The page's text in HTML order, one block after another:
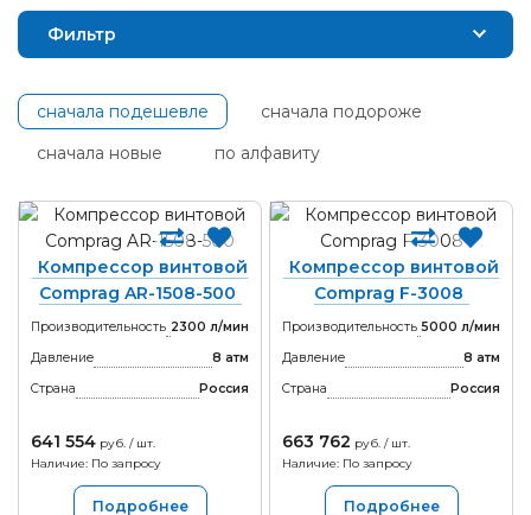
Фильтр
сначала подешевле
сначала подороже
сначала новые
по алфавиту
Компрессор винтовой
Comprag AR-1508-500
Производительность 2300 л/мин
Давление
8 атм
Страна
Россия
641 554 руб. / шт.
Наличие: По запросу
Подробнее
Компрессор винтовой
Comprag F-3008
Производительность 5000 л/мин
Давление
8 атм
Страна
Россия
663 762 руб. / шт.
Наличие: По запросу
Подробнее